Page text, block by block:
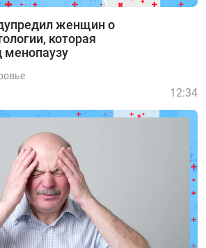
женщин о
которая
менопаузу
12:34